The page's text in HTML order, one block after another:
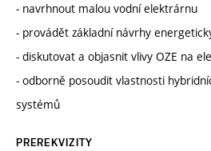
- navrhnout malou vodní elektrárnu
- provádět základní návrhy
- diskutovat a objasnit vlivy OZE na
- odborně posoudit vlastnosti
systémů
PREREKVIZITY